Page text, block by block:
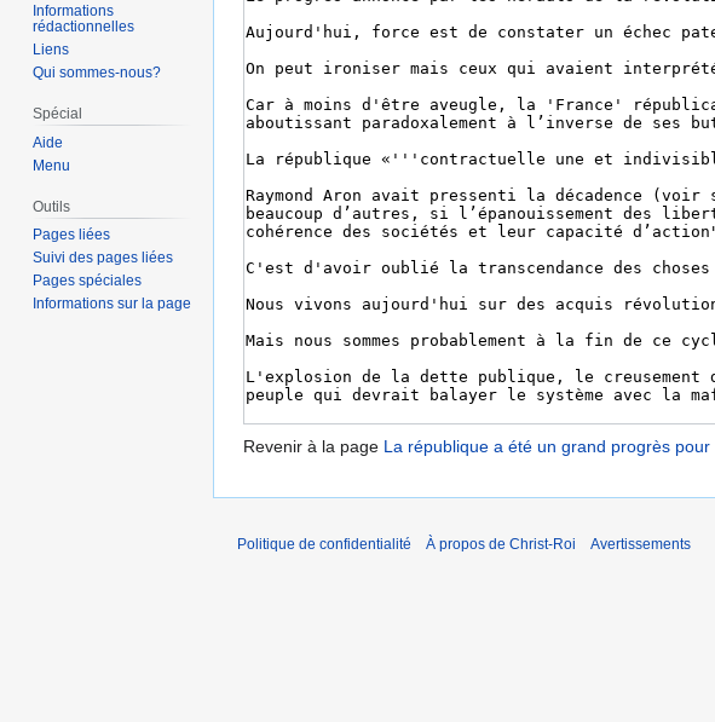
Revenir à la page La république a été un grand progrès pour
Informations
rédactionnelles
Liens
Qui sommes-nous?
Spécial
Aide
Menu
Outils
Pages liées
Suivi des pages liées
Pages spéciales
Informations sur la page
Politique de confidentialité À propos de Christ-Roi Avertissements